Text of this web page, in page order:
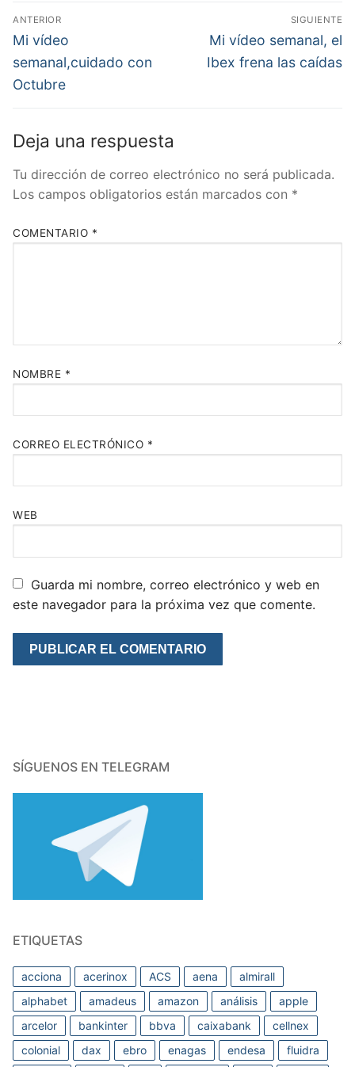
Navegación
de
entradas
ANTERIOR
Entrada
anterior:
Mi vídeo
semanal,cuidado con
Octubre
SIGUIENTE
Entrada
siguiente:
Mi vídeo semanal, el
Ibex frena las caídas
Deja una respuesta
Tu dirección de correo electrónico no será publicada.
Los campos obligatorios están marcados con *
COMENTARIO *
NOMBRE *
CORREO ELECTRÓNICO *
WEB
Guarda mi nombre, correo electrónico y web en
este navegador para la próxima vez que comente.
SÍGUENOS EN TELEGRAM
ETIQUETAS
acciona acerinox ACS aena
almirall
alphabet
amadeus amazon análisis
apple
arcelor
bankinter bbva caixabank
cellnex
colonial
dax ebro enagas endesa
fluidra